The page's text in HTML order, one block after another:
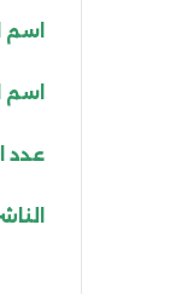
اسم
اسم
عدد